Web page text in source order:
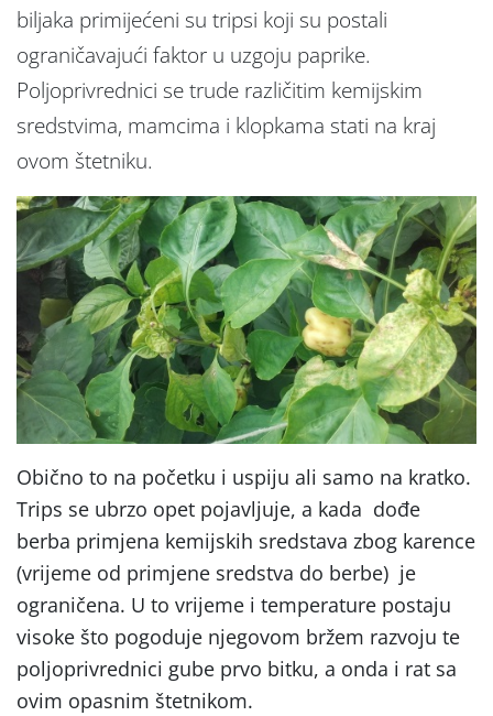
biljaka primijećeni su tripsi koji su postali
ograničavajući faktor u uzgoju paprike.
Poljoprivrednici se trude različitim kemijskim
sredstvima, mamcima i klopkama stati na kraj
ovom štetniku.
Obično to na početku i uspiju ali samo na kratko.
Trips se ubrzo opet pojavljuje, a kada dođe
berba primjena kemijskih sredstava zbog karence
(vrijeme od primjene sredstva do berbe) je
ograničena. U to vrijeme i temperature postaju
visoke što pogoduje njegovom bržem razvoju te
poljoprivrednici gube prvo bitku, a onda i rat sa
ovim opasnim štetnikom.